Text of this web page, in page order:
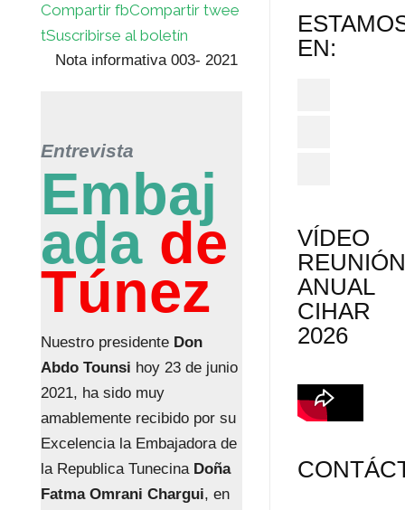
Compartir fbCompartir twee
tSuscribirse al boletín
Nota informativa 003- 2021
Entrevista
Embaj
ada de
Túnez
Nuestro presidente Don
Abdo Tounsi hoy 23 de junio
2021, ha sido muy
amablemente recibido por su
Excelencia la Embajadora de
la Republica Tunecina Doña
Fatma Omrani Chargui, en
EN:
VÍDEO
ANUAL
CIHAR
2026